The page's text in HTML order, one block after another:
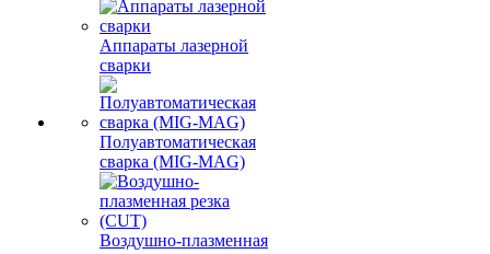
Аппараты лазерной
сварки
Полуавтоматическая
сварка (MIG-MAG)
Воздушно-плазменная